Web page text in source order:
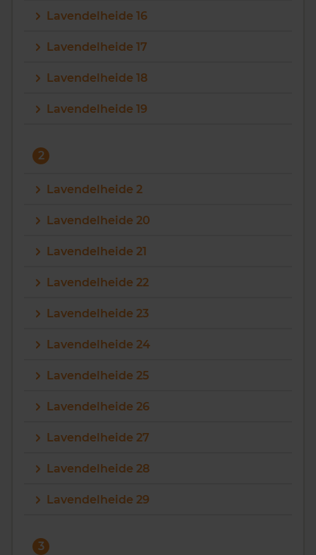
Lavendelheide 16
Lavendelheide 17
Lavendelheide 18
Lavendelheide 19
2
Lavendelheide 2
Lavendelheide 20
Lavendelheide 21
Lavendelheide 22
Lavendelheide 23
Lavendelheide 24
Lavendelheide 25
Lavendelheide 26
Lavendelheide 27
Lavendelheide 28
Lavendelheide 29
3